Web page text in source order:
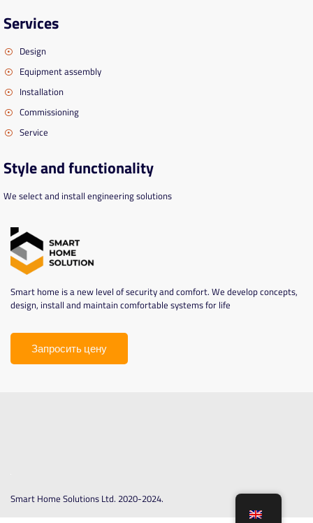
Smart home is a new level of security and comfort. We develop concepts,
design, install and maintain comfortable systems for life
Запросить цену
Services
Design
Equipment assembly
Installation
Commissioning
Service
Style and functionality
We select and install engineering solutions
Smart Home Solutions Ltd. 2020-2024.